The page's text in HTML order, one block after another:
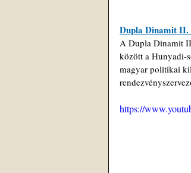
Dupla Dinamit II.
A Dupla Dinamit
között a Hunyadi-
magyar politikai
https://